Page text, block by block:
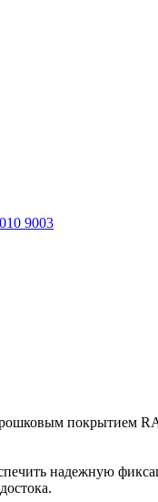
9003
покрытием
надежную